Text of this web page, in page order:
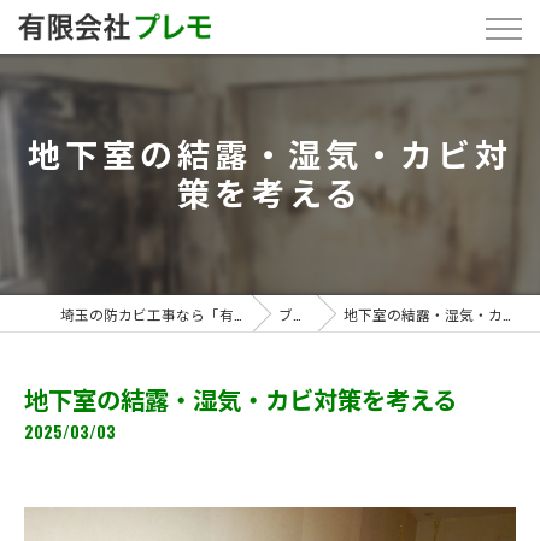
地下室の結露・湿気・カビ対
策を考える
ブログ 地下室の結露・湿気・カビ対策を考える
地下室の結露・湿気・カビ対策を考える
2025/03/03